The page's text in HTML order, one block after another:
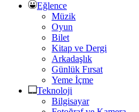
Eğlence
Müzik
Oyun
Bilet
Kitap ve Dergi
Arkadaşlık
Günlük Fırsat
Yeme İçme
Teknoloji
Bilgisayar